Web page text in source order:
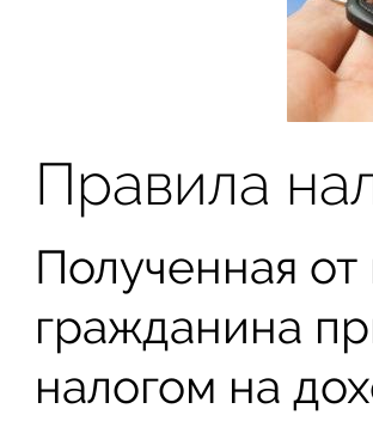
Правила
Полученная
гражданина
налогом на